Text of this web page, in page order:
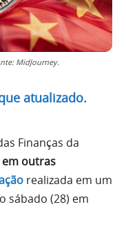
MidJourney.
atualizado.
Finanças da
em outras
realizada em um
sábado (28) em